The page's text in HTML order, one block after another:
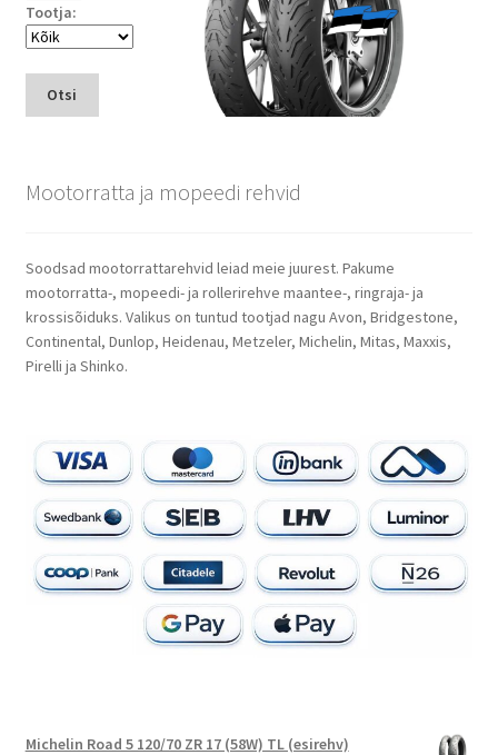
Tootja:
Otsi
Mootorratta ja mopeedi rehvid
Soodsad mootorrattarehvid leiad meie juurest. Pakume
mootorratta-, mopeedi- ja rollerirehve maantee-, ringraja- ja
krossisõiduks. Valikus on tuntud tootjad nagu Avon, Bridgestone,
Continental, Dunlop, Heidenau, Metzeler, Michelin, Mitas, Maxxis,
Pirelli ja Shinko.
Michelin Road 5 120/70 ZR 17 (58W) TL (esirehv)